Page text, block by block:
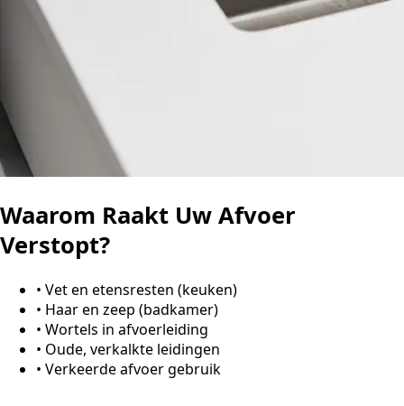
Waarom Raakt Uw Afvoer
Verstopt?
• Vet en etensresten (keuken)
• Haar en zeep (badkamer)
• Wortels in afvoerleiding
• Oude, verkalkte leidingen
• Verkeerde afvoer gebruik